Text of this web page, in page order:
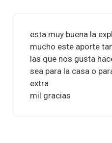
esta muy buena la
mucho este aporte
las que nos gusta
sea para la casa o
extra
mil gracias